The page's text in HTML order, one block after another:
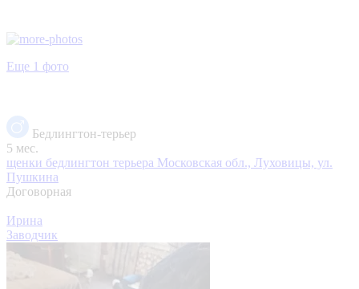
Еще 1 фото
Бедлингтон-терьер
5 мес.
щенки бедлингтон терьера Московская обл., Луховицы, ул.
Пушкина
Договорная
Ирина
Заводчик